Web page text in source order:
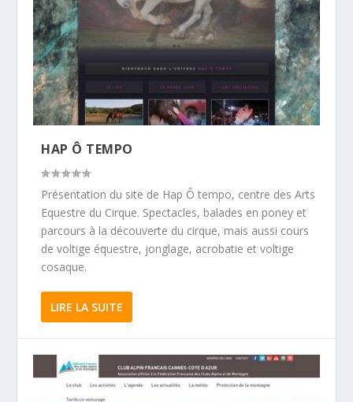
HAP Ô TEMPO
Présentation du site de Hap Ô tempo, centre des Arts
Equestre du Cirque. Spectacles, balades en poney et
parcours à la découverte du cirque, mais aussi cours
de voltige équestre, jonglage, acrobatie et voltige
cosaque.
LIRE LA SUITE